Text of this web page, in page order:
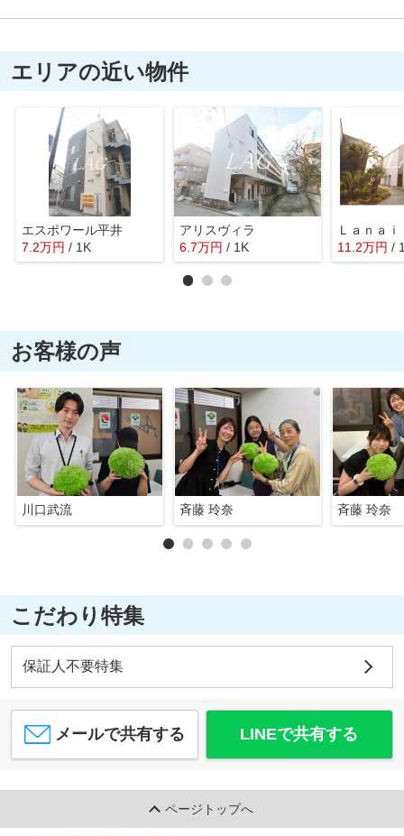
エリアの近い物件
エスポワール平井
7.2万円 / 1K
アリスヴィラ
6.7万円 / 1K 11.2万円 /
お客様の声
川口武流 斉藤 玲奈 斉藤 玲奈
こだわり特集
保証人不要特集
メールで共有する LINEで共有する
ページトップへ